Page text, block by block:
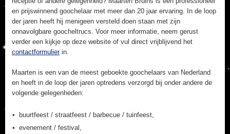
en prijswinnend goochelaar met meer dan 20 jaar ervaring. In de loop
der jaren heeft hij menigeen versteld doen staan met zijn
onnavolgbare goocheltrucs. Voor meer informatie, neem gerust
verder een kijkje op deze website of vul direct vrijblijvend het
contactformulierin.
Maarten is een van de meest geboekte goochelaars van Nederland
en heeft in de loop der jaren optredens verzorgd bij onder andere de
volgende gelegenheden:
buurtfeest / straatfeest / barbecue / tuinfeest,
evenement / festival,